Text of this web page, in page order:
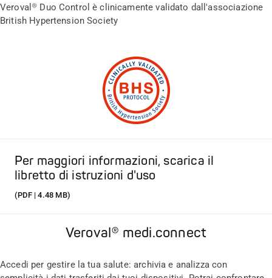
Veroval® Duo Control è clinicamente validato dall'associazione
British Hypertension Society
Per maggiori informazioni, scarica il
libretto di istruzioni d'uso
(PDF | 4.48 MB)
Veroval® medi.connect
Accedi per gestire la tua salute: archivia e analizza con